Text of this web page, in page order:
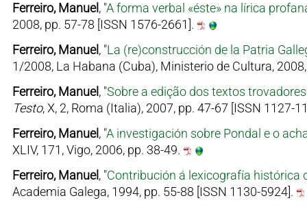
Ferreiro, Manuel, "A forma verbal «éste» na lírica
2008, pp. 57-78 [ISSN 1576-2661].
Ferreiro, Manuel, "La (re)construcción de la Patria
1/2008, La Habana (Cuba), Ministerio de Cultura,
Ferreiro, Manuel, "Sobre a edição dos textos
Testo, X, 2, Roma (Italia), 2007, pp. 47-67 [ISSN 1127-
Ferreiro, Manuel, "A investigación sobre Pondal e o
XLIV, 171, Vigo, 2006, pp. 38-49.
Ferreiro, Manuel, "Contribución á lexicografía histórica
Academia Galega, 1994, pp. 55-88 [ISSN 1130-5924].